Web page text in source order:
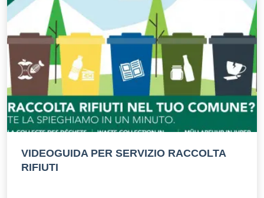
VIDEOGUIDA PER SERVIZIO RACCOLTA
RIFIUTI